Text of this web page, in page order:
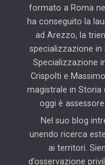
formato a Roma
ha conseguito la
ad Arezzo, la
specializzazione in
Specializzazione
Crispolti e
magistrale in Storia
oggi è
Nel suo blog
unendo ricerca
ai territori.
d’osservazione